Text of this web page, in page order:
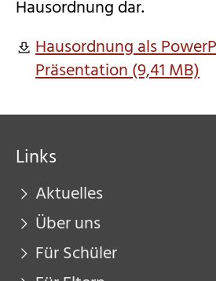
Schulprofil
Unser Team
Konzept der Schule
Hausordnung
Für Schüler
Für Eltern
Kontakt
Hausordnung dar.
Hausordnung als
Präsentation (9,41 MB)
Links
Aktuelles
Über uns
Für Schüler